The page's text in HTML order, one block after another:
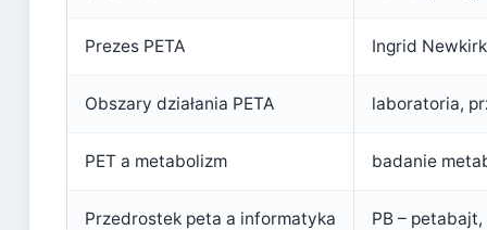
Prezes PETA Ingrid
Obszary działania PETA laboratoria,
PET a metabolizm badanie
Przedrostek peta a informatyka PB –